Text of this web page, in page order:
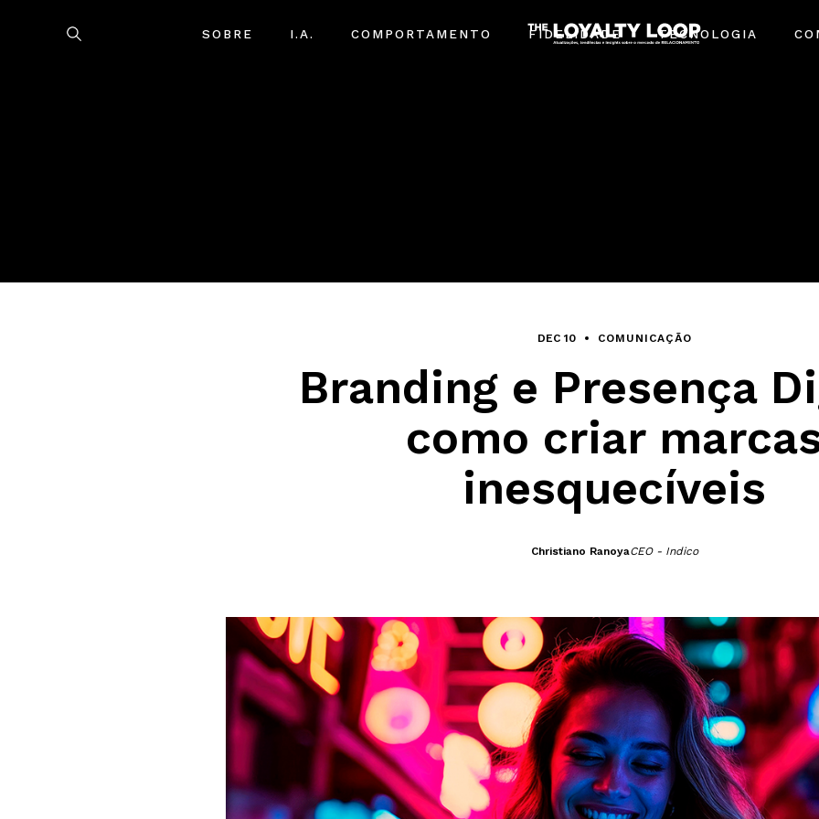
SOBRE I.A. COMPORTAMENTO FIDELIDADE TECNOLOGIA
DEC 10 COMUNICAÇÃO
Branding e Presença
como criar
inesquecíveis
Christiano RanoyaCEO - Indico